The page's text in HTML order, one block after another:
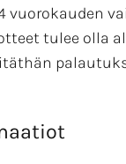
tulee olla